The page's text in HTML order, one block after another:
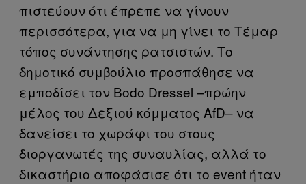
πιστεύουν ότι έπρεπε να γίνουν
περισσότερα, για να μη γίνει το Τέμαρ
τόπος συνάντησης ρατσιστών. Το
δημοτικό συμβούλιο προσπάθησε να
εμποδίσει τον Bodo Dressel –πρώην
μέλος του Δεξιού κόμματος AfD– να
δανείσει το χωράφι του στους
διοργανωτές της συναυλίας, αλλά το
δικαστήριο αποφάσισε ότι το event ήταν